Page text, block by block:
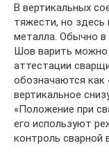
В вертикальных
тяжести, но здесь
металла. Обычно в
Шов варить можно
аттестации
обозначаются как
вертикальное
«Положение при
его используют
контроль сварной